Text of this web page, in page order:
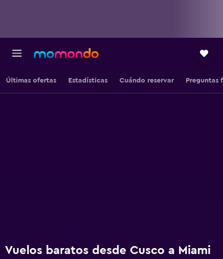
Últimas ofertas Estadísticas Cuándo reservar Preguntas
Vuelos baratos desde Cusco a Miami